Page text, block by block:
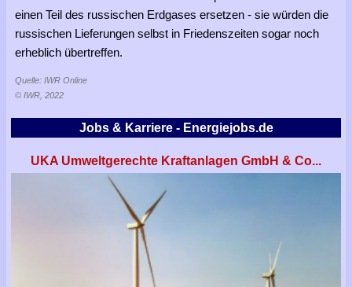
einen Teil des russischen Erdgases ersetzen - sie würden die
russischen Lieferungen selbst in Friedenszeiten sogar noch
erheblich übertreffen.
Quelle: IWR Online
© IWR, 2022
Jobs & Karriere - Energiejobs.de
UKA Umweltgerechte Kraftanlagen GmbH & Co...